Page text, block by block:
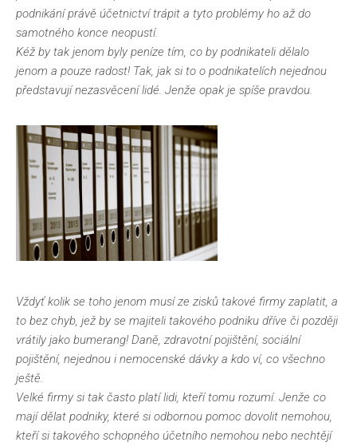
podnikání právě účetnictví trápit a tyto problémy ho až do
samotného konce neopustí.
Kéž by tak jenom byly peníze tím, co by podnikateli dělalo
jenom a pouze radost! Tak, jak si to o podnikatelích nejednou
představují nezasvěcení lidé. Jenže opak je spíše pravdou.
Vždyť kolik se toho jenom musí ze zisků takové firmy zaplatit, a
to bez chyb, jež by se majiteli takového podniku dříve či později
vrátily jako bumerang! Daně, zdravotní pojištění, sociální
pojištění, nejednou i nemocenské dávky a kdo ví, co všechno
ještě.
Velké firmy si tak často platí lidi, kteří tomu rozumí. Jenže co
mají dělat podniky, které si odbornou pomoc dovolit nemohou,
kteří si takového schopného účetního nemohou nebo nechtějí